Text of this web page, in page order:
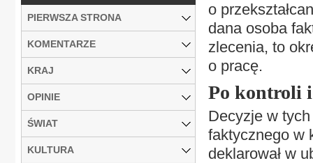
o
dana osoba
zlecenia, to
o pracę.
Po kontroli
Decyzje w
faktycznego w
deklarował w
PIERWSZA STRONA
KOMENTARZE
KRAJ
OPINIE
ŚWIAT
KULTURA